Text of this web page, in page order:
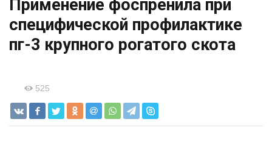
Применение фоспренила при
специфической профилактике
пг-3 крупного рогатого скота
525